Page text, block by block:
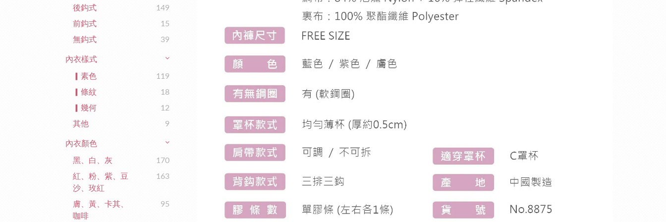
後鈎式
149
前鈎式
15
無鈎式
39
內衣樣式
▎素色
119
▎條紋
18
▎幾何
12
其他
9
內衣顏色
黑、白、灰
170
紅、粉、紫、豆
沙、玫紅
163
膚、黃、卡其、
咖啡
95